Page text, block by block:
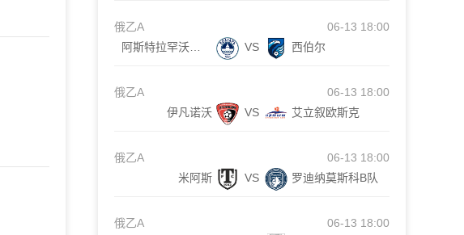
俄乙A
06-13 18:00
VS 西伯尔
俄乙A
06-13 18:00
伊凡诺沃
VS 艾立叙欧斯克
俄乙A
06-13 18:00
米阿斯
VS 罗迪纳莫斯科B队
俄乙A
06-13 18:00